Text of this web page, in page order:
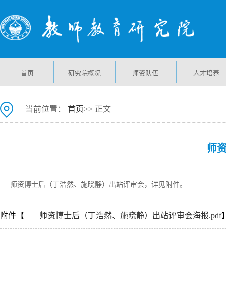
首页 研究院概况 师资队伍 人才培养
当前位置： 首页>> 正文
师
师资博士后（丁浩然、施晓静）出站评审会，详见附件。
附件【 师资博士后（丁浩然、施晓静）出站评审会海报.pdf